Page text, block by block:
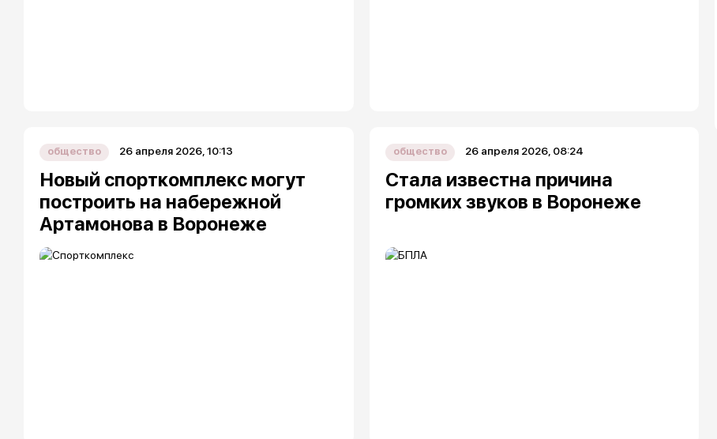
общество 26 апреля 2026, 10:13
Новый спорткомплекс могут
построить на набережной
Артамонова в Воронеже
общество 26 апреля 2026, 08:24
Стала известна причина
громких звуков в Воронеже